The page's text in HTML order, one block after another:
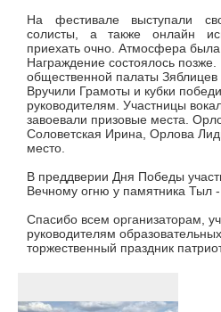
На фестивале выступали
солисты, а также онлайн
приехать очно. Атмосфера была
Награждение состоялось
общественной палаты
Вручили Грамоты и кубки
руководителям. Участницы
завоевали призовые места.
Соловетская Ирина, Орлова
место.
В преддверии Дня Победы
Вечному огню у памятника Тыл
Спасибо всем организаторам,
руководителям
торжественный праздник